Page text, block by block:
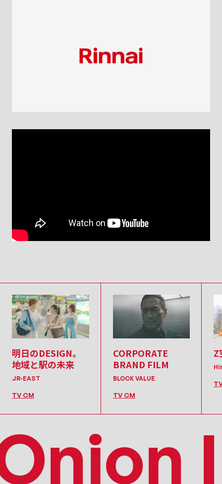
明日のDESIGN。
地域と駅の未来
JR-EAST
TV CM
CORPORATE
BRAND FILM
BLOCK VALUE
TV CM
Z